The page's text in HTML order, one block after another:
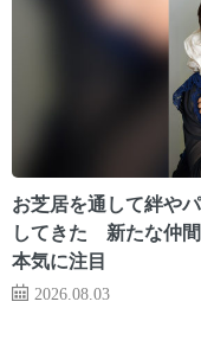
お芝居を通して絆や
してきた 新たな仲
本気に注目
2026.08.03